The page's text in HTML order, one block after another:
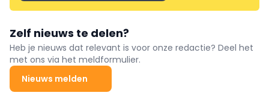
Zelf nieuws te delen?
Heb je nieuws dat relevant is voor onze redactie? Deel het
met ons via het meldformulier.
Nieuws melden